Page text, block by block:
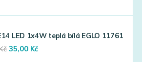
was:
is:
LED 1x4W teplá bílá EGLO 11761
Original
35,00 KčCurrent